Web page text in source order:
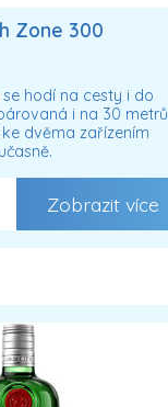
Zone 300
hodí na cesty i do
i na 30 metrů
dvěma zařízením
Zobrazit více